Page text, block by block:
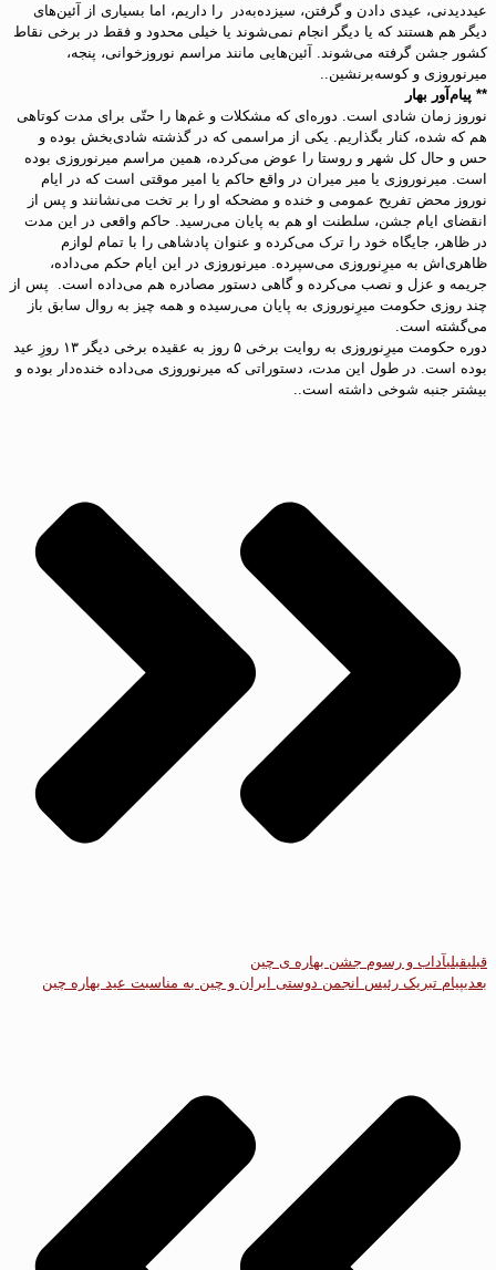
عیددیدنی، عیدی دادن و گرفتن، سیزده‌به‎‎‌در را داریم، اما بسیاری از آئین‌های
دیگر هم هستند که یا دیگر انجام نمی‌شوند یا خیلی محدود و فقط در برخی نقاط
کشور جشن گرفته می‌شوند. آئین‌هایی مانند مراسم نوروزخوانی، پنجه،
میرنوروزی و کوسه‌بر‌نشین..
** پیام‌آور بهار
نوروز زمان شادی است. دوره‌ای که مشکلات و غم‌ها را حتّی برای مدت کوتاهی
هم که شده، کنار بگذاریم. یکی از مراسمی که در گذشته شادی‌بخش بوده و
حس و حال کل شهر و روستا را عوض می‌کرده، همین مراسم میرنوروزی بوده
است. میرنوروزی یا میر میران در واقع حاکم یا امیر موقتی است که در ایام
نوروز محض تفریح عمومی و خنده و مضحکه او را بر تخت می‌نشانند و پس از
انقضای ایام جشن، سلطنت او هم به پایان می‌رسید. حاکم واقعی در این مدت
در ظاهر، جایگاه خود را ترک می‌کرده و عنوان پادشاهی را با تمام لوازم
ظاهری‌اش به میرِنوروزی می‌سپرده. میرنوروزی در این ایام حکم می‌داده،
جریمه و عزل و نصب می‌کرده و گاهی دستور مصادره هم می‌داده است. پس از
چند روزی حکومت میرِنوروزی به پایان می‌رسیده و همه چیز به روال سابق باز
می‌گشته است.
دوره حکومت میرِنوروزی به روایت برخی ۵ روز به عقیده برخی دیگر ۱۳ روزِ عید
بوده است. در طول این مدت، دستوراتی که میرنوروزی می‌داده خنده‌دار بوده و
بیشتر جنبه شوخی داشته است..
قبلیقبلیآداب و رسوم جشن بهاره ی چین
بعدیپیام تبریک رئیس انجمن دوستی ایران و چین به مناسبت عید بهاره چین